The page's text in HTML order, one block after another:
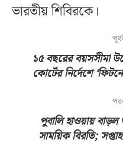
ভারতীয় শিবিরকে।
১৫ বছরের বয়সসীমা
কোর্টের নির্দেশে
পুবালি হাওয়ায় বাড়ল
সাময়িক বিরতি;